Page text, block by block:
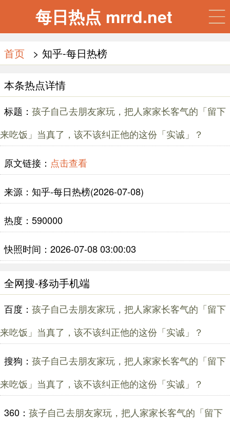
每日热点 mrrd.net
首页 > 知乎-每日热榜
本条热点详情
标题： 孩子自己去朋友家玩，把人家家长客气的「留下
来吃饭」当真了，该不该纠正他的这份「实诚」？
原文链接： 点击查看
来源：知乎-每日热榜(2026-07-08)
热度：590000
快照时间：2026-07-08 03:00:03
全网搜-移动手机端
百度： 孩子自己去朋友家玩，把人家家长客气的「留下
来吃饭」当真了，该不该纠正他的这份「实诚」？
搜狗： 孩子自己去朋友家玩，把人家家长客气的「留下
来吃饭」当真了，该不该纠正他的这份「实诚」？
360： 孩子自己去朋友家玩，把人家家长客气的「留下